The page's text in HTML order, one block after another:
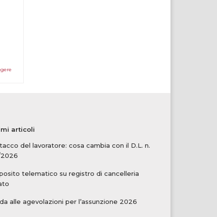
articoli
del lavoratore: cosa cambia con il D.L. n.
telematico su registro di cancelleria
alle agevolazioni per l’assunzione 2026